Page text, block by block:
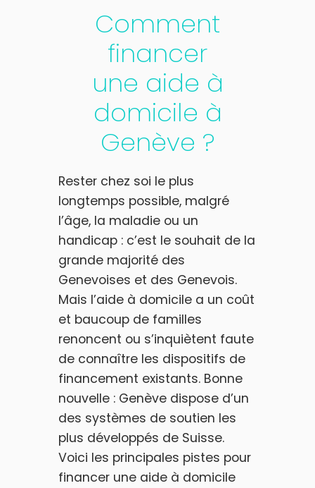
Comment
financer
une aide à
domicile à
Genève ?
Rester chez soi le plus
longtemps possible, malgré
l’âge, la maladie ou un
handicap : c’est le souhait de la
grande majorité des
Genevoises et des Genevois.
Mais l’aide à domicile a un coût
et baucoup de familles
renoncent ou s’inquiètent faute
de connaître les dispositifs de
financement existants. Bonne
nouvelle : Genève dispose d’un
des systèmes de soutien les
plus développés de Suisse.
Voici les principales pistes pour
financer une aide à domicile